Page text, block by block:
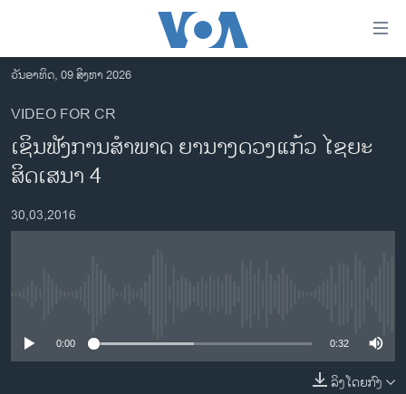
ເຂົ້າ
ຫາ
ຂ້າມ
ຂ້າມ
ຂ້າມ
ໄປ
ຫາ
ຊອກ
ອາເມຣິກາ
ຂ່າວ​ຈີນ
ຊີວິດຊາວລາວ
ວັນອາທິດ, 09 ສິງຫາ 2026
VIDEO FOR CR
ເຊິນຟັງການສຳພາດ ຍານາງດວງແກ້ວ ໄຊຍະ
ສິດເສນາ 4
30,03,2016
0:00 0:32
ລິງໂດຍກົງ